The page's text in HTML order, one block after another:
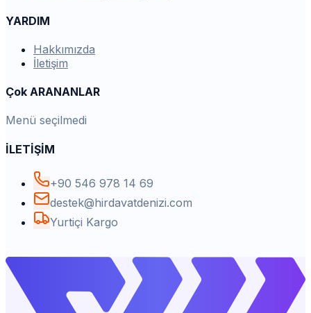
YARDIM
Hakkımızda
İletişim
Çok ARANANLAR
Menü seçilmedi
İLETİŞİM
+90 546 978 14 69
destek@hirdavatdenizi.com
Yurtiçi Kargo